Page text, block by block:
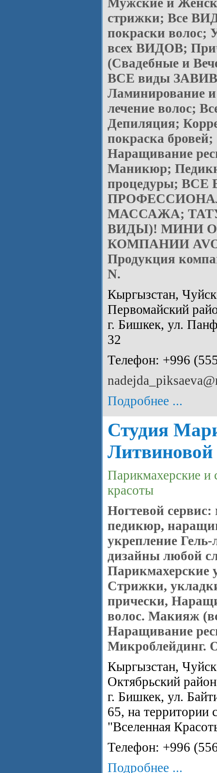
Мужские и
стрижки; Все
покраски
всех ВИДОВ;
(Свадебные и
ВСЕ виды
Ламинирование
лечение волос;
Депиляция;
покраска бровей;
Наращивание
Маникюр;
процедуры;
МАССАЖА;
ВИДЫ)! МИНИ
КОМПАНИИ
Продукция
N.
Кыргызстан,
Первомайский
г. Бишкек, ул.
32
Телефон: +996
Подробнее ...
Студия
Литвиновой
Парикмахерские и
красоты
Ногтевой
педикюр,
укрепление
дизайны любой
Парикмахерские
Стрижки,
прически,
волос. Макияж
Наращивание
Микроблейдинг.
Кыргызстан,
Октябрьский
г. Бишкек, ул.
65, на территории
"Вселенная
Телефон: +996
Подробнее ...